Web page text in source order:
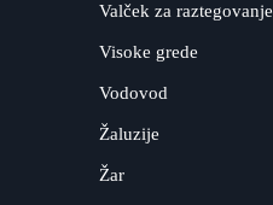
Valček za raztegovanje
Visoke grede
Vodovod
Žaluzije
Žar